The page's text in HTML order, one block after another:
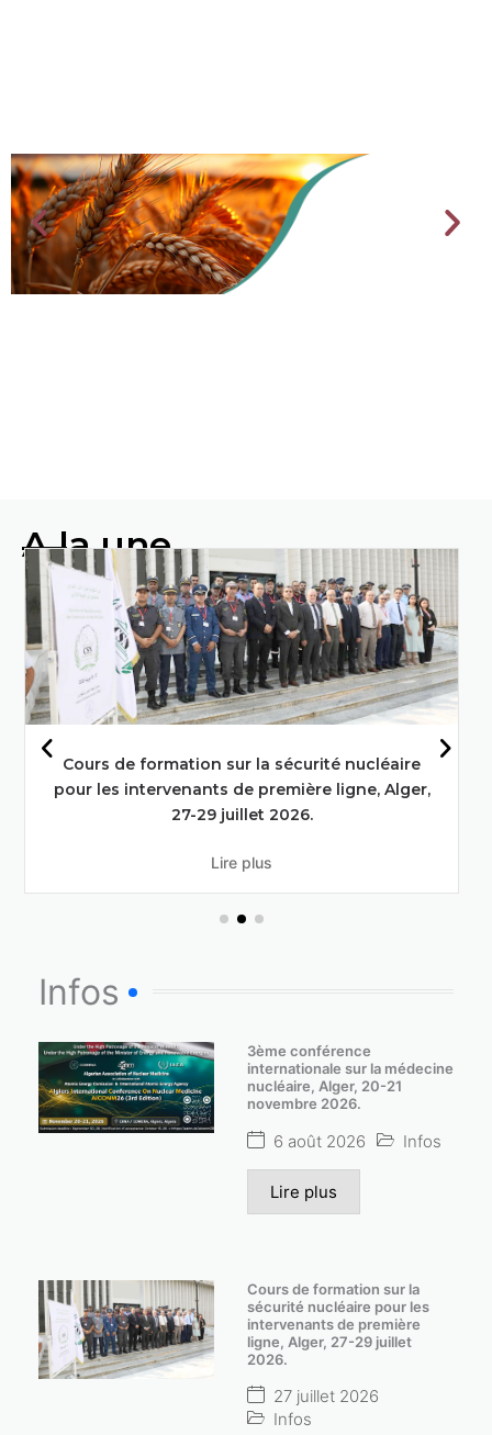
l'agriculture grâce aux techniques
nucléaires : L'engagement de l'Algérie
en faveur des objectifs de
développement durable
En savoir plus
A la une
Deuxième réunion du conseil d’administration
du commissariat à l’énergie atomique en session
ordinaire .
Lire plus
Infos
3ème conférence
internationale sur la médecine
nucléaire, Alger, 20-21
novembre 2026.
6 août 2026 Infos
Lire plus
Cours de formation sur la
sécurité nucléaire pour les
intervenants de première
ligne, Alger, 27-29 juillet
2026.
27 juillet 2026
Infos